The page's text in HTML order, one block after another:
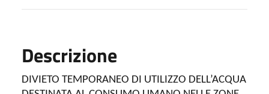
Descrizione
DIVIETO TEMPORANEO DI UTILIZZO DELL’ACQUA